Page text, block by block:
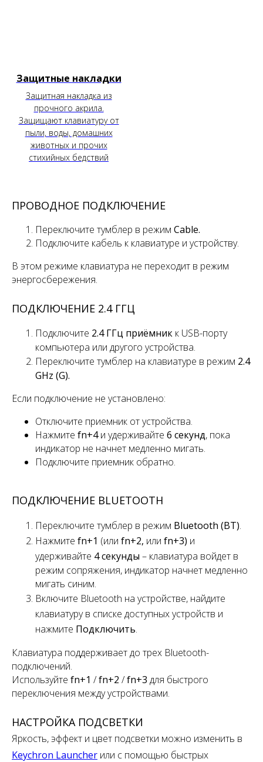
Защитные накладки
Защитная накладка из
прочного акрила.
Защищают клавиатуру от
пыли, воды, домашних
животных и прочих
стихийных бедствий
ПРОВОДНОЕ ПОДКЛЮЧЕНИЕ
Переключите тумблер в режим Cable.
Подключите кабель к клавиатуре и устройству.
В этом режиме клавиатура не переходит в режим
энергосбережения.
ПОДКЛЮЧЕНИЕ 2.4 ГГЦ
Подключите 2.4 ГГц приёмник к USB-порту
компьютера или другого устройства.
Переключите тумблер на клавиатуре в режим 2.4
GHz (G).
Если подключение не установлено:
Отключите приемник от устройства.
Нажмите fn+4и удерживайте 6 секунд, пока
индикатор не начнет медленно мигать.
Подключите приемник обратно.
ПОДКЛЮЧЕНИЕ BLUETOOTH
Переключите тумблер в режим Bluetooth (BT).
Нажмите fn+1 (или fn+2, или fn+3) и
удерживайте 4 секунды – клавиатура войдет в
режим сопряжения, индикатор начнет медленно
мигать синим.
Включите Bluetooth на устройстве, найдите
клавиатуру в списке доступных устройств и
нажмите Подключить.
Клавиатура поддерживаетдо трех Bluetooth-
подключений.
Используйте fn+1 /fn+2 /fn+3 для быстрого
переключения между устройствами.
НАСТРОЙКА ПОДСВЕТКИ
Яркость, эффект и цвет подсветки можно изменить в
Keychron Launcher или с помощью быстрых